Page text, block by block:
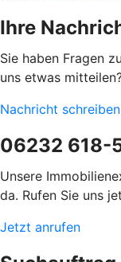
Ihre
Sie haben Fragen
uns etwas
Nachricht schreiben
06232 618-
Unsere
da. Rufen Sie uns
Jetzt anrufen